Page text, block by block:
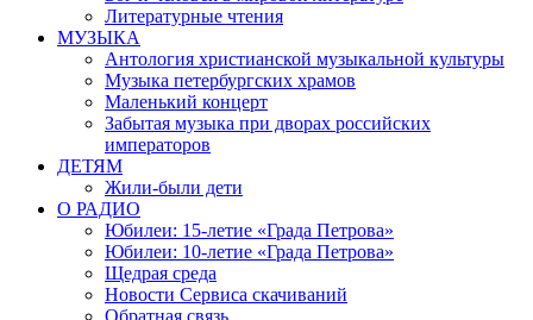
Литературные чтения
МУЗЫКА
Антология христианской музыкальной культуры
Музыка петербургских храмов
Маленький концерт
Забытая музыка при дворах российских
императоров
ДЕТЯМ
Жили-были дети
О РАДИО
Юбилеи: 15-летие «Града Петрова»
Юбилеи: 10-летие «Града Петрова»
Щедрая среда
Новости Сервиса скачиваний
Обратная связь